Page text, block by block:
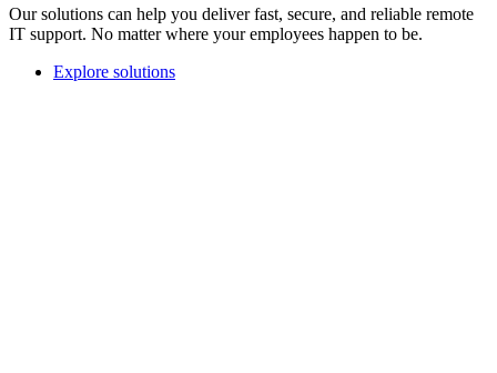
Our solutions can help you deliver fast, secure, and reliable remote
IT support. No matter where your employees happen to be.
Explore solutions